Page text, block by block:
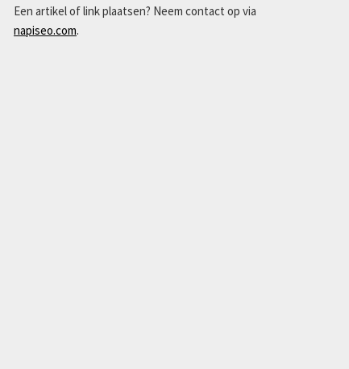
Een artikel of link plaatsen? Neem contact op via
napiseo.com.